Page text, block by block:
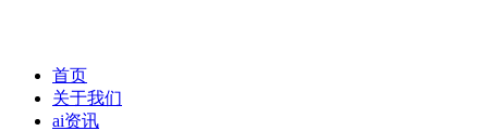
首页
关于我们
ai资讯